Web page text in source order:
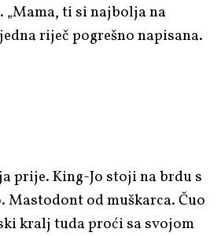
„Mama, ti si najbolja na
riječ pogrešno napisana.
prije. King-Jo stoji na brdu s
Mastodont od muškarca. Čuo
kralj tuda proći sa svojom